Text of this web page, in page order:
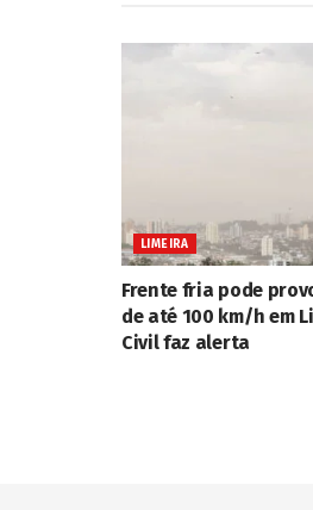
LIMEIRA
Frente fria pode
de até 100 km/h em
Civil faz alerta